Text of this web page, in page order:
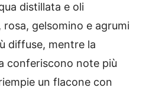
distillata e oli
rosa, gelsomino e agrumi
diffuse, mentre la
conferiscono note più
un flacone con